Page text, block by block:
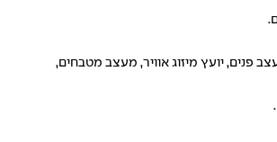
פנים, יועץ מיזוג אוויר, מעצב מטבחים,